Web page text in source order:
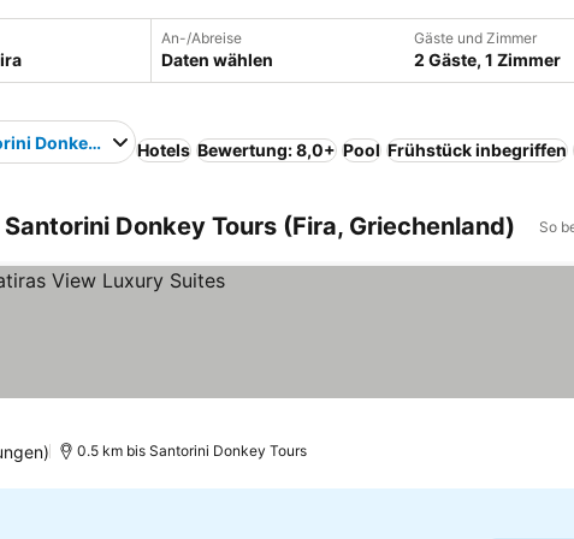
An-/Abreise
Daten wählen
Gäste und Zimmer
2 Gäste, 1 Zimmer
Donkey ToursHotels Bewertung: 8,0+ Pool Frühstück inbegriffen
Donkey Tours (Fira, Griechenland) So
0.5 km bis Santorini Donkey Tours